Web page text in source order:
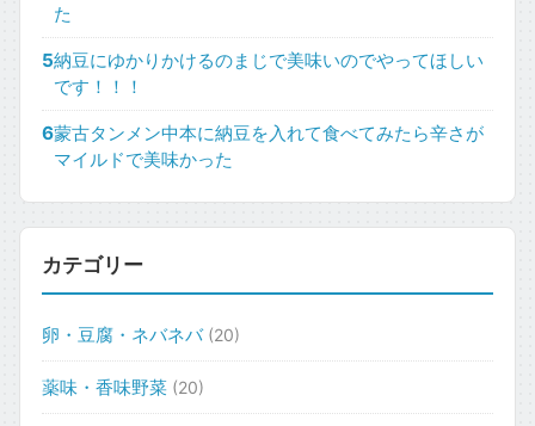
た
5納豆にゆかりかけるのまじで美味いのでやってほしい
です！！！
6蒙古タンメン中本に納豆を入れて食べてみたら辛さが
マイルドで美味かった
カテゴリー
卵・豆腐・ネバネバ (20)
薬味・香味野菜 (20)